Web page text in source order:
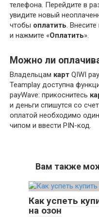
телефона. Перейдите в
увидите новый
чтобы оплатить.
и нажмите «Оплатить».
Можно ли
Владельцам карт QIWI
Teamplay доступна
payWave: прикоснитесь
и деньги спишутся со
оплатой необходимо
чипом и ввести PIN-код.
Вам также
Как успеть
на озон